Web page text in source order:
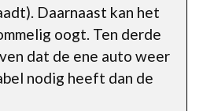
Daarnaast kan het
oogt. Ten derde
dat de ene auto weer
nodig heeft dan de